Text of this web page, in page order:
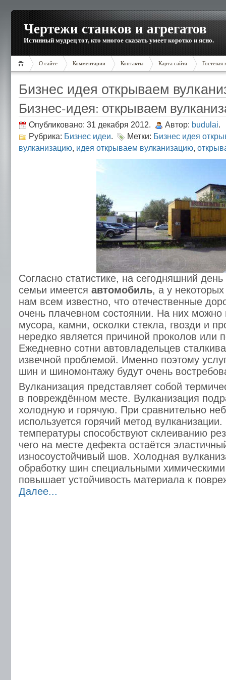
Чертежи станков и агрегатов
Истинный мудрец тот, кто многое сказать умеет коротко и ясно.
О сайте Комментарии Контакты Карта сайта Гостевая
Бизнес идея открываем
Бизнес-идея: открываем
Опубликовано: 31 декабря 2012. Автор: budulai.
Рубрика: Бизнес идеи. Метки: Бизнес идея
вулканизацию, идея открываем вулканизацию,
Согласно статистике, на сегодняшний
семьи имеется автомобиль, а у
нам всем известно, что отечественные
очень плачевном состоянии. На них можно
мусора, камни, осколки стекла, гвозди и
нередко является причиной проколов или
Ежедневно сотни автовладельцев
извечной проблемой. Именно поэтому
шин и шиномонтажу будут очень
Вулканизация представляет собой
в повреждённом месте. Вулканизация
холодную и горячую. При сравнительно
используется горячий метод
температуры способствуют склеиванию
чего на месте дефекта остаётся
износоустойчивый шов. Холодная
обработку шин специальными
повышает устойчивость материала к
Далее...